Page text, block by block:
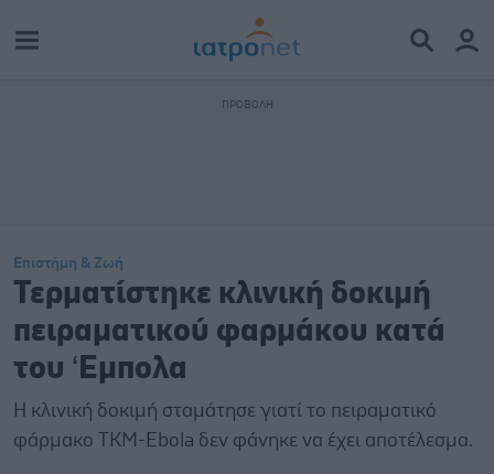
Επιστήμη & Ζωή
Τερματίστηκε κλινική δοκιμή
πειραματικού φαρμάκου κατά
του ‘Εμπολα
Η κλινική δοκιμή σταμάτησε γιατί το πειραματικό
φάρμακο TKM-Ebola δεν φάνηκε να έχει αποτέλεσμα.